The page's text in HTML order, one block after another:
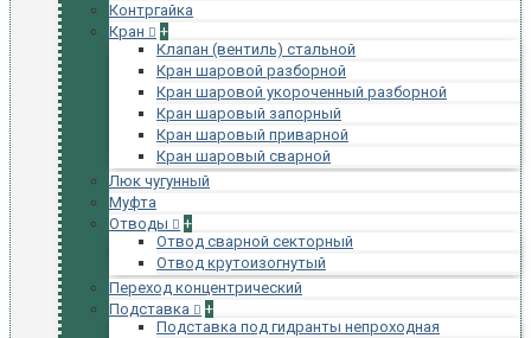
Контргайка
Кран
+
Клапан (вентиль) стальной
Кран шаровой разборной
Кран шаровой укороченный разборной
Кран шаровый запорный
Кран шаровый приварной
Кран шаровый сварной
Люк чугунный
Муфта
Отводы
+
Отвод сварной секторный
Отвод крутоизогнутый
Переход концентрический
Подставка
+
Подставка под гидранты непроходная